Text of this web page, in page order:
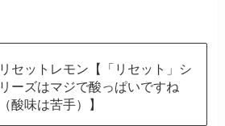
リセットレモン【「リセット」シ
リーズはマジで酸っぱいですね
（酸味は苦手）】